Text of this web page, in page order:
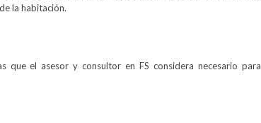
la habitación.
que el asesor y consultor en FS considera necesario para